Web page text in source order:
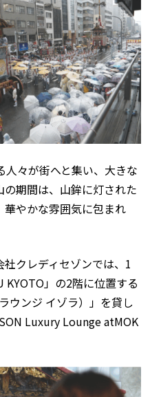
人々が街へと集い、大きな
期間は、山鉾に灯された
やかな雰囲気に包まれ
クレディセゾンでは、1
KYOTO」の2階に位置する
ウンジ イゾラ）」を貸し
Luxury Lounge atMOK